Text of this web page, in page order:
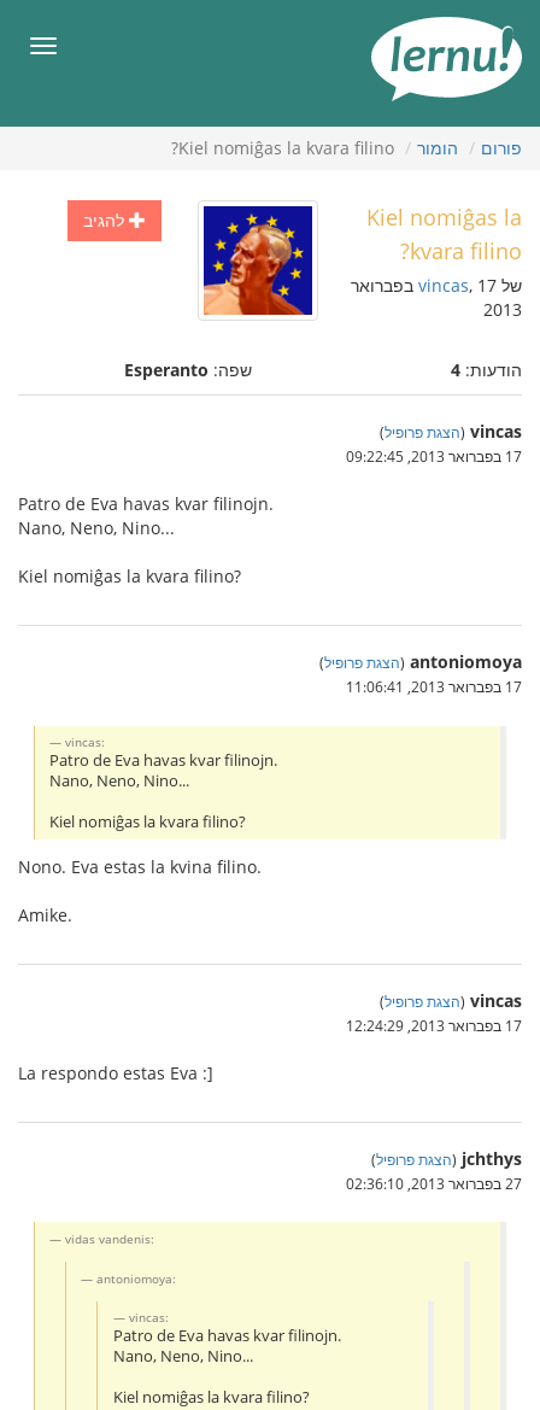
העניינים
פורום הומור Kiel nomiĝas la kvara filino?
להגיב
Kiel nomiĝas la
kvara filino?
של vincas , 17 בפברואר
2013
הודעות: 4 שפה: Esperanto
vincas
(הצגת פרופיל)
17 בפברואר 2013, 09:22:45
Patro de Eva havas kvar filinojn.
Nano, Neno, Nino...
Kiel nomiĝas la kvara filino?
antoniomoya
(הצגת פרופיל)
17 בפברואר 2013, 11:06:41
vincas:
Patro de Eva havas kvar filinojn.
Nano, Neno, Nino...
Kiel nomiĝas la kvara filino?
Nono. Eva estas la kvina filino.
Amike.
vincas
(הצגת פרופיל)
17 בפברואר 2013, 12:24:29
La respondo estas Eva :]
jchthys
(הצגת פרופיל)
27 בפברואר 2013, 02:36:10
vidas vandenis:
antoniomoya:
vincas:
Patro de Eva havas kvar filinojn.
Nano, Neno, Nino...
Kiel nomiĝas la kvara filino?